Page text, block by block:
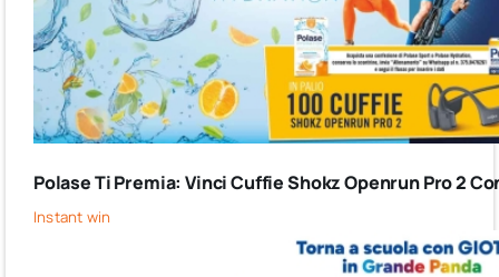
Polase Ti Premia: Vinci Cuffie Shokz Openrun Pro 2
Instant win